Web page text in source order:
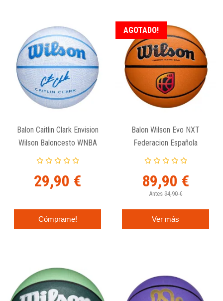
Balon Caitlin Clark Envision
Wilson Baloncesto WNBA
29,90 €
Cómprame!
Balon Wilson Evo NXT
Federacion Española
Baloncesto
89,90 €
Antes 94,90 €
Ver más
AGOTADO!